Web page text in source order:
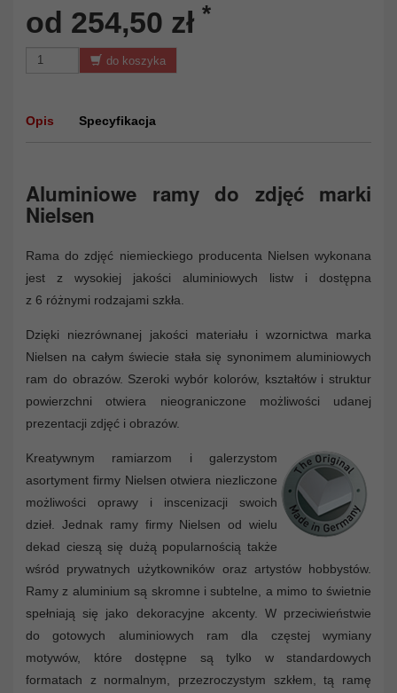
od 254,50 zł *
do koszyka
Opis Specyfikacja
Aluminiowe ramy do zdjęć marki
Nielsen
Rama do zdjęć niemieckiego producenta Nielsen wykonana
jest z wysokiej jakości aluminiowych listw i dostępna
z 6 różnymi rodzajami szkła.
Dzięki niezrównanej jakości materiału i wzornictwa marka
Nielsen na całym świecie stała się synonimem aluminiowych
ram do obrazów. Szeroki wybór kolorów, kształtów i struktur
powierzchni otwiera nieograniczone możliwości udanej
prezentacji zdjęć i obrazów.
Kreatywnym ramiarzom i galerzystom
asortyment firmy Nielsen otwiera niezliczone
możliwości oprawy i inscenizacji swoich
dzieł. Jednak ramy firmy Nielsen od wielu
dekad cieszą się dużą popularnością także
wśród prywatnych użytkowników oraz artystów hobbystów.
Ramy z aluminium są skromne i subtelne, a mimo to świetnie
spełniają się jako dekoracyjne akcenty. W przeciwieństwie
do gotowych aluminiowych ram dla częstej wymiany
motywów, które dostępne są tylko w standardowych
formatach z normalnym, przezroczystym szkłem, tą ramę